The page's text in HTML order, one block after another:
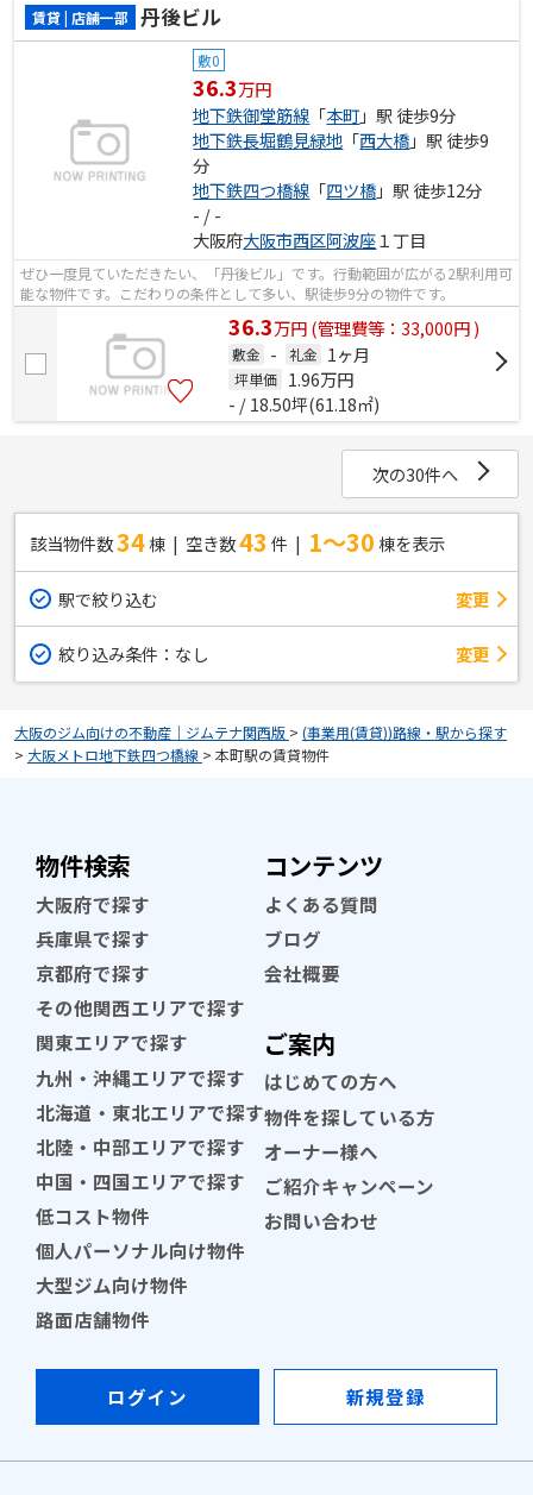
賃貸 | 店舗一部 丹後ビル
敷0
36.3万円
地下鉄御堂筋線 「本町」駅 徒歩9分
地下鉄長堀鶴見緑地 「西大橋」駅 徒歩9
分
地下鉄四つ橋線 「四ツ橋」駅 徒歩12分
- / -
大阪府大阪市西区阿波座１丁目
ぜひ一度見ていただきたい、「丹後ビル」です。行動範囲が広がる2駅利用可
能な物件です。こだわりの条件として多い、駅徒歩9分の物件です。
36.3万円(管理費等：33,000円 )
敷金 - 礼金 1ヶ月
坪単価 1.96万円
- / 18.50坪(61.18㎡)
次の30件へ
該当物件数34棟 空き数43 件 1～30棟を表示
駅で絞り込む 変更
絞り込み条件： なし 変更
大阪のジム向けの不動産｜ジムテナ関西版 > (事業用(賃貸))路線・駅から探す
> 大阪メトロ地下鉄四つ橋線 > 本町駅の賃貸物件
物件検索
大阪府で探す
兵庫県で探す
京都府で探す
その他関西エリアで探す
関東エリアで探す
九州・沖縄エリアで探す
北海道・東北エリアで探す
北陸・中部エリアで探す
中国・四国エリアで探す
低コスト物件
個人パーソナル向け物件
大型ジム向け物件
路面店舗物件
コンテンツ
よくある質問
ブログ
会社概要
ご案内
はじめての方へ
物件を探している方
オーナー様へ
ご紹介キャンペーン
お問い合わせ
ログイン 新規登録